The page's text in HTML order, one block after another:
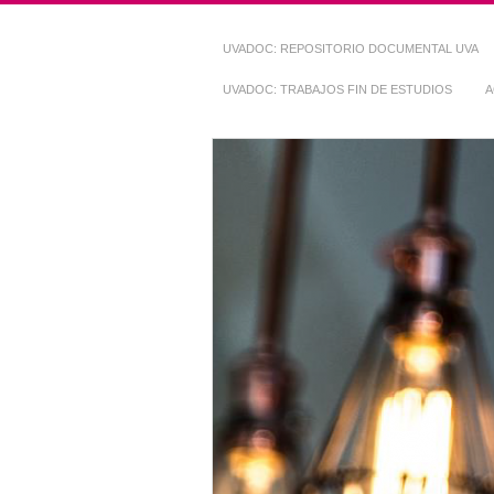
UVADOC: REPOSITORIO DOCUMENTAL UVA
UVADOC: TRABAJOS FIN DE ESTUDIOS
Repositorio
~ UVaDOC